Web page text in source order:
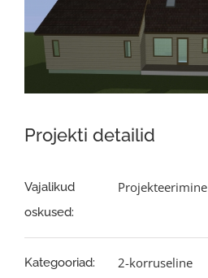
Projekti detailid
Vajalikud
oskused:
Projekteerimine
Kategooriad:
2-korruseline